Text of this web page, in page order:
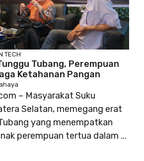
TECH
Tubang, Perempuan
Ketahanan Pangan
– Masyarakat Suku
Selatan, memegang erat
yang menempatkan
perempuan tertua dalam ...